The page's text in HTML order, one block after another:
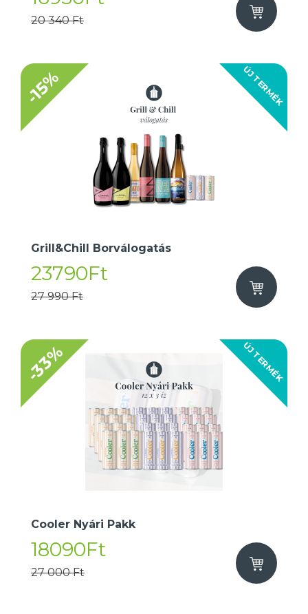
20 340 Ft
ÚJ TERMÉK
-15%
Grill&Chill Borválogatás
23790Ft
27 990 Ft
ÚJ TERMÉK
-33%
Cooler Nyári Pakk
18090Ft
27 000 Ft